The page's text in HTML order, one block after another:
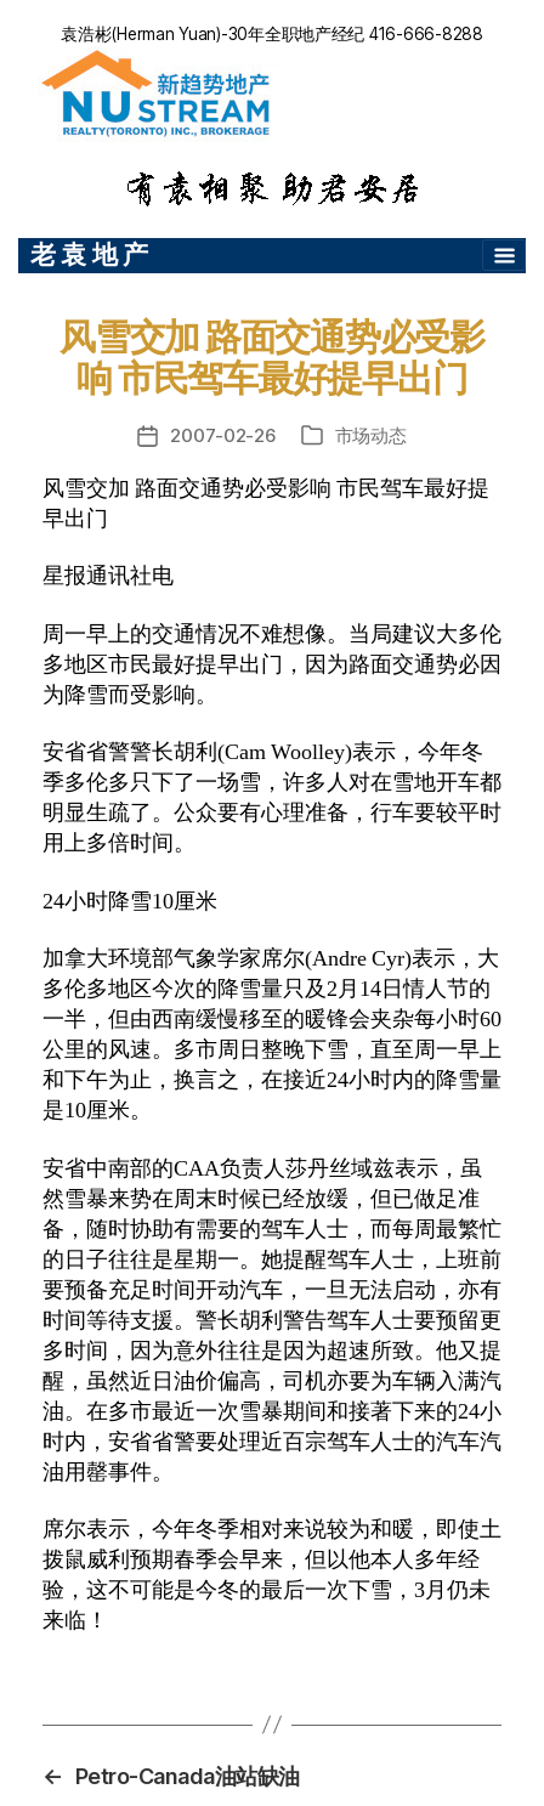
袁浩彬(Herman Yuan)-30年全职地产经纪 416-666-8288
老 袁 地 产
风雪交加 路面交通势必受影
响 市民驾车最好提早出门
发
日
2007-02-26
分 市场动态
风雪交加 路面交通势必受影响 市民驾车最好提
早出门
星报通讯社电
周一早上的交通情况不难想像。当局建议大多伦
多地区市民最好提早出门，因为路面交通势必因
为降雪而受影响。
安省省警警长胡利 (Cam Woolley)表示，今年冬
季多伦多只下了一场雪，许多人对在雪地开车都
明显生疏了。公众要有心理准备，行车要较平时
用上多倍时间。
24小时降雪10厘米
加拿大环境部气象学家席尔(Andre Cyr)表示，大
多伦多地区今次的降雪量只及2月 14日情人节的
一半，但由西南缓慢移至的暖锋会夹杂每小时60
公里的风速。多市周日整晚下雪，直至周一早上
和下午为止，换言之，在接近24小时内的降雪量
是10厘米。
安省中南部的CAA负责人莎丹丝域兹表示，虽
然雪暴来势在周末时候已经放缓，但已做足准
备，随时协助有需要的驾车人士，而每周最繁忙
的日子往往是星期一。她提醒驾车人士，上班前
要预备充足时间开动汽车，一旦无法启动，亦有
时间等待支援。警长胡利警告驾车人士要预留更
多时间，因为意外往往是因为超速所致。他又提
醒，虽然近日油价偏高，司机亦要为车辆入满汽
油。在多市最近一次雪暴期间和接著下来的24小
时内，安省省警要处理近百宗驾车人士的汽车汽
油用罄事件。
席尔表示，今年冬季相对来说较为和暖，即使土
拨鼠威利预期春季会早来，但以他本人多年经
验，这不可能是今冬的最后一次下雪， 3月仍未
来临！
←
Petro-Canada油站缺油